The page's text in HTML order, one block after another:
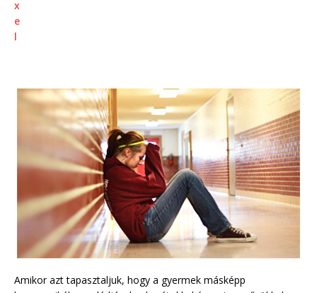
Amikor azt tapasztaljuk, hogy a gyermek másképp